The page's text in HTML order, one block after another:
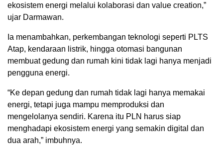
ekosistem energi melalui kolaborasi dan value creation,”
ujar Darmawan.
Ia menambahkan, perkembangan teknologi seperti PLTS
Atap, kendaraan listrik, hingga otomasi bangunan
membuat gedung dan rumah kini tidak lagi hanya menjadi
pengguna energi.
“Ke depan gedung dan rumah tidak lagi hanya memakai
energi, tetapi juga mampu memproduksi dan
mengelolanya sendiri. Karena itu PLN harus siap
menghadapi ekosistem energi yang semakin digital dan
dua arah,” imbuhnya.